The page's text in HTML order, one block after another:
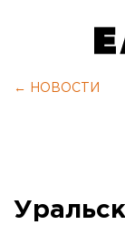
← НОВОСТИ